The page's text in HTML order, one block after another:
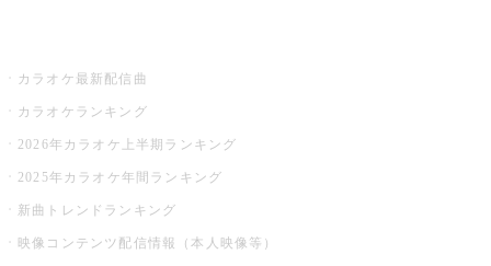
カラオケ最新配信曲
カラオケランキング
2026年カラオケ上半期ランキング
2025年カラオケ年間ランキング
新曲トレンドランキング
映像コンテンツ配信情報（本人映像等）